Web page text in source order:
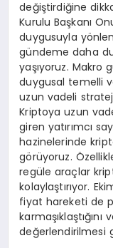
değiştirdiğine
Kurulu Başkanı
duygusuyla
gündeme daha
yaşıyoruz. Makro
duygusal temelli
uzun vadeli
Kriptoya uzun
giren yatırımcı
hazinelerinde
görüyoruz.
regüle araçlar
kolaylaştırıyor.
fiyat hareketi de
değerlendirilmesi